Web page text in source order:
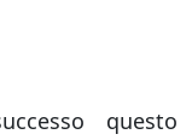
questo